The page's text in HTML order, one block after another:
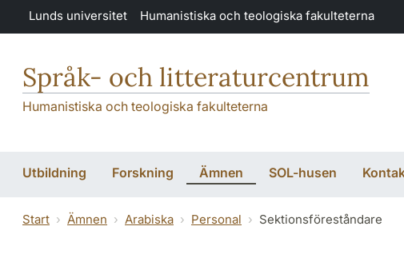
Hoppa till huvudinnehåll
Lunds universitet Humanistiska och teologiska fakulteterna
Språk- och litteraturcentrum
Humanistiska och teologiska fakulteterna
Utbildning Forskning Ämnen SOL-husen
Start Ämnen Arabiska Personal Sektionsföreståndare